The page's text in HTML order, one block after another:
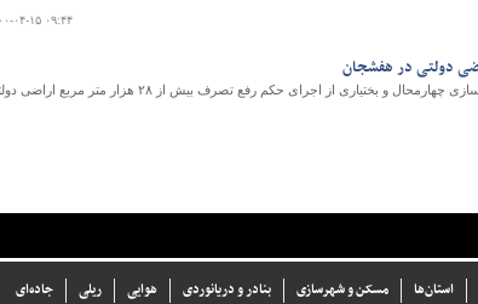
۱۴۰۰-۰۴-۱۵
معاون املاک و حقوقی اداره کل راه و شهرسازی چهارمحال و بختیاری از اجرای حکم رفع تصرف بیش از ۲۸ هزار متر
جاده‌ای ریلی هوایی بنادر و دریانوردی مسکن و شهرسازی استان‌ها